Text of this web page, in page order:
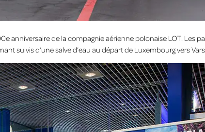
anniversaire de la compagnie aérienne polonaise LOT. Les
suivis d’une salve d’eau au départ de Luxembourg vers